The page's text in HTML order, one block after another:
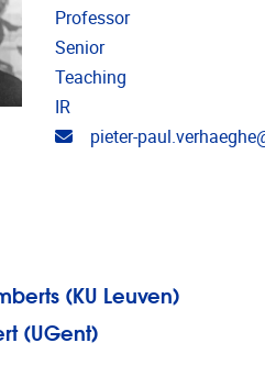
Professor
Senior
Teaching
IR
Email address
pieter-
(KU Leuven)
(UGent)